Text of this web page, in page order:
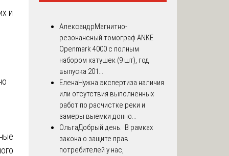
и
АлександрМагнитно-
резонансный томограф ANKE
Openmark 4000 с полным
набором катушек (9 шт), год
выпуска 201...
ЕленаНужна экспертиза наличия
или отсутствия выполненных
работ по расчистке реки и
замеры выемки донно...
ОльгаДобрый день. В рамках
закона о защите прав
потребителей у нас,